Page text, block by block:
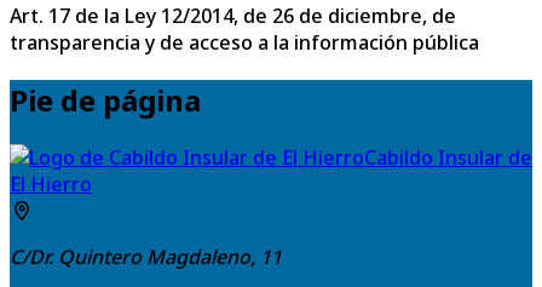
Art. 17 de la Ley 12/2014, de 26 de diciembre, de
transparencia y de acceso a la información pública
Pie de página
Cabildo Insular de
El Hierro
C/Dr. Quintero Magdaleno, 11